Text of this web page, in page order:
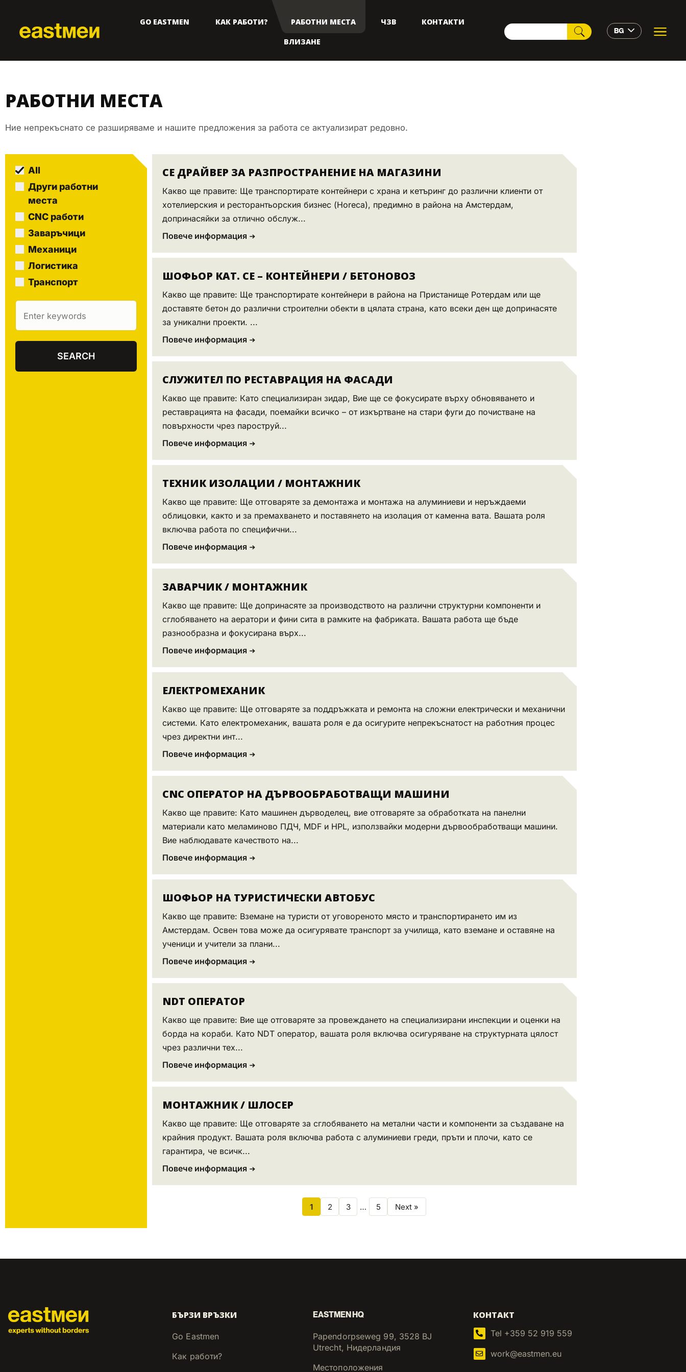
GO EASTMEN КАК РАБОТИ? РАБОТНИ МЕСТА ЧЗВ КОНТАКТИ
ВЛИЗАНЕ
BG
РАБОТНИ МЕСТА
Ние непрекъснато се разширяваме и нашите предложения за работа се актуализират редовно.
All
Други работни
места
CNC работи
Заваръчици
Механици
Логистика
Транспорт
CE ДРАЙВЕР ЗА РАЗПРОСТРАНЕНИЕ НА МАГАЗИНИ
Какво ще правите: Ще транспортирате контейнери с храна и кетъринг до различни клиенти от
хотелиерския и ресторантьорския бизнес (Horeca), предимно в района на Амстердам,
допринасяйки за отлично обслуж...
Повече информация
ШОФЬОР КАТ. CE – КОНТЕЙНЕРИ / БЕТОНОВОЗ
Какво ще правите: Ще транспортирате контейнери в района на Пристанище Ротердам или ще
доставяте бетон до различни строителни обекти в цялата страна, като всеки ден ще допринасяте
за уникални проекти. ...
Повече информация
СЛУЖИТЕЛ ПО РЕСТАВРАЦИЯ НА ФАСАДИ
Какво ще правите: Като специализиран зидар, Вие ще се фокусирате върху обновяването и
реставрацията на фасади, поемайки всичко – от изкъртване на стари фуги до почистване на
повърхности чрез пароструй...
Повече информация
ТЕХНИК ИЗОЛАЦИИ / МОНТАЖНИК
Какво ще правите: Ще отговаряте за демонтажа и монтажа на алуминиеви и неръждаеми
облицовки, както и за премахването и поставянето на изолация от каменна вата. Вашата роля
включва работа по специфични...
Повече информация
ЗАВАРЧИК / МОНТАЖНИК
Какво ще правите: Ще допринасяте за производството на различни структурни компоненти и
сглобяването на аератори и фини сита в рамките на фабриката. Вашата работа ще бъде
разнообразна и фокусирана върх...
Повече информация
ЕЛЕКТРОМЕХАНИК
Какво ще правите: Ще отговаряте за поддръжката и ремонта на сложни електрически и механични
системи. Като електромеханик, вашата роля е да осигурите непрекъснатост на работния процес
чрез директни инт...
Повече информация
CNC ОПЕРАТОР НА ДЪРВООБРАБОТВАЩИ МАШИНИ
Какво ще правите: Като машинен дърводелец, вие отговаряте за обработката на панелни
материали като меламиново ПДЧ, MDF и HPL, използвайки модерни дървообработващи машини.
Вие наблюдавате качеството на...
Повече информация
ШОФЬОР НА ТУРИСТИЧЕСКИ АВТОБУС
Какво ще правите: Вземане на туристи от уговореното място и транспортирането им из
Амстердам. Освен това може да осигурявате транспорт за училища, като вземане и оставяне на
ученици и учители за плани...
Повече информация
NDT ОПЕРАТОР
Какво ще правите: Вие ще отговаряте за провеждането на специализирани инспекции и оценки на
борда на кораби. Като NDT оператор, вашата роля включва осигуряване на структурната цялост
чрез различни тех...
Повече информация
МОНТАЖНИК / ШЛОСЕР
Какво ще правите: Ще отговаряте за сглобяването на метални части и компоненти за създаване на
крайния продукт. Вашата роля включва работа с алуминиеви греди, пръти и плочи, като се
гарантира, че всичк...
Повече информация
1 2 3 … 5 Next »
БЪРЗИ ВРЪЗКИ
Go Eastmen
Как работи?
EASTMEN HQ
Papendorpseweg 99, 3528 BJ
Utrecht, Нидерландия
Местоположения
КОНТАКТ
Tel +359 52 919 559
work@eastmen.eu